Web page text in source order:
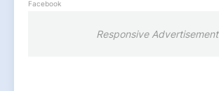
Facebook
Responsive Advertisement